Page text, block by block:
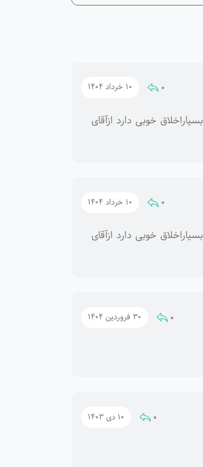
0 10 خرداد 1404
خوبی دارد ازآقای
0 10 خرداد 1404
خوبی دارد ازآقای
0 30 فروردین 1404
0 10 دی 1403